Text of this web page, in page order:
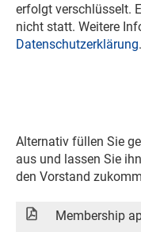
erfolgt verschlüsselt.
nicht statt. Weitere
Datenschutzerklärung.
Alternativ füllen Sie
aus und lassen Sie
den Vorstand
Membership